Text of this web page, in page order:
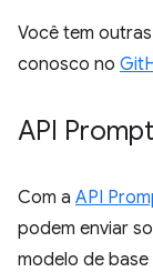
Você tem
conosco no
API Prompt
Com a API
podem enviar
modelo de base